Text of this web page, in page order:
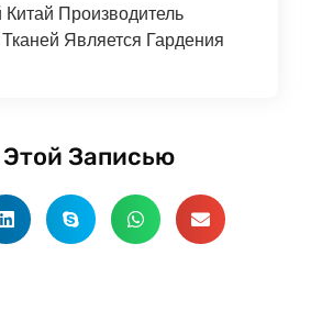
Производитель
Является Гардения
Записью